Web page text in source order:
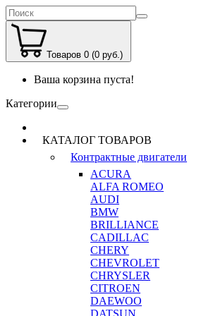
Товаров 0 (0 руб.)
Ваша корзина пуста!
Категории
КАТАЛОГ ТОВАРОВ
Контрактные двигатели
ACURA
ALFA ROMEO
AUDI
BMW
BRILLIANCE
CADILLAC
CHERY
CHEVROLET
CHRYSLER
CITROEN
DAEWOO
DATSUN